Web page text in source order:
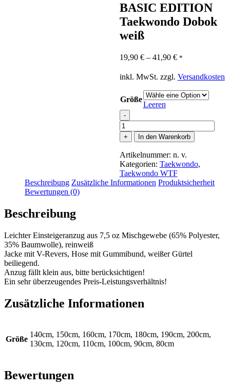
BASIC EDITION
Taekwondo Dobok
weiß
19,90 €– 41,90 € *
inkl. MwSt. zzgl. Versandkosten
Größe
Leeren
-
BASIC
EDITION
Taekwondo
Dobok
weiß
Menge
+ In den Warenkorb
Artikelnummer: n. v.
Kategorien: Taekwondo,
Taekwondo WTF
Beschreibung Zusätzliche Informationen Produktsicherheit
Bewertungen (0)
Beschreibung
Leichter Einsteigeranzug aus 7,5 oz Mischgewebe (65% Polyester,
35% Baumwolle), reinweiß
Jacke mit V-Revers, Hose mit Gummibund, weißer Gürtel
beiliegend.
Anzug fällt klein aus, bitte berücksichtigen!
Ein sehr überzeugendes Preis-Leistungsverhältnis!
Zusätzliche Informationen
Größe
140cm, 150cm, 160cm, 170cm, 180cm, 190cm, 200cm,
130cm, 120cm, 110cm, 100cm, 90cm, 80cm
Bewertungen